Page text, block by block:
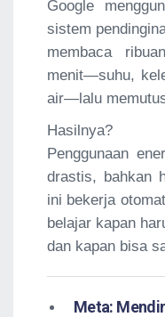
Google
sistem
membaca
menit—suhu,
air—lalu
Hasilnya?
Penggunaan
drastis, bahkan
ini bekerja
belajar kapan
dan kapan bisa
Meta: